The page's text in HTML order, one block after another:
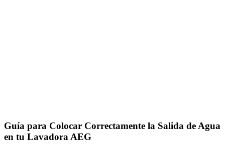
Guía para Colocar Correctamente la Salida de Agua
en tu Lavadora AEG